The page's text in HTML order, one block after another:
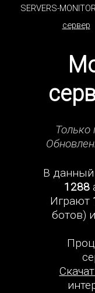
SERVERS-
сервер
Только
В
1288
Играют
ботов)